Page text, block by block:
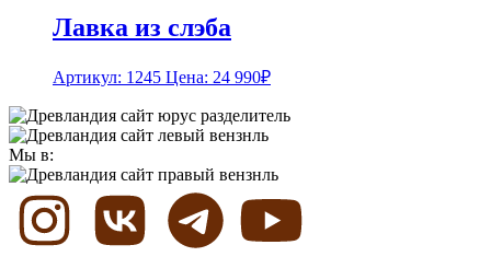
Лавка из слэба
Артикул: 1245 Цена: 24 990₽
Мы в: